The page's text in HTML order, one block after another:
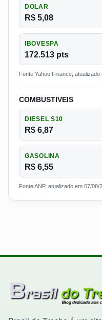
DOLAR
R$ 5,08
IBOVESPA
172.513 pts
Fonte Yahoo Finance, atualizado
COMBUSTIVEIS
DIESEL S10
R$ 6,87
GASOLINA
R$ 6,55
Fonte ANP, atualizado em 07/08/